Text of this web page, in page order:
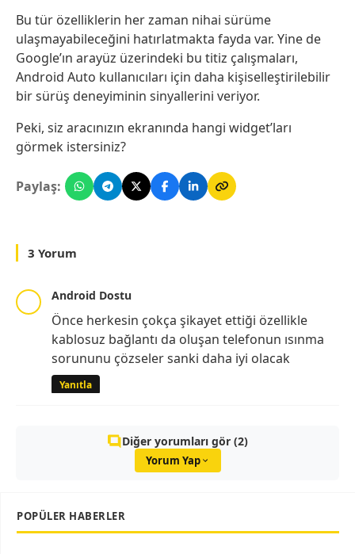
Bu tür özelliklerin her zaman nihai sürüme
ulaşmayabileceğini hatırlatmakta fayda var. Yine de
Google’ın arayüz üzerindeki bu titiz çalışmaları,
Android Auto kullanıcıları için daha kişiselleştirilebilir
bir sürüş deneyiminin sinyallerini veriyor.
Peki, siz aracınızın ekranında hangi widget’ları
görmek istersiniz?
Paylaş:
3 Yorum
Android Dostu
Önce herkesin çokça şikayet ettiği özellikle
kablosuz bağlantı da oluşan telefonun ısınma
sorununu çözseler sanki daha iyi olacak
Yanıtla
Diğer yorumları gör (2)
Yorum Yap
POPÜLER HABERLER